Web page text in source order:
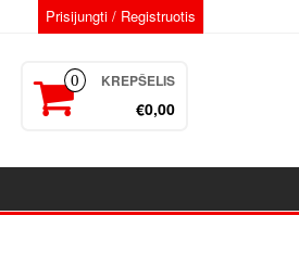
Prisijungti / Registruotis
0 KREPŠELIS
€0,00